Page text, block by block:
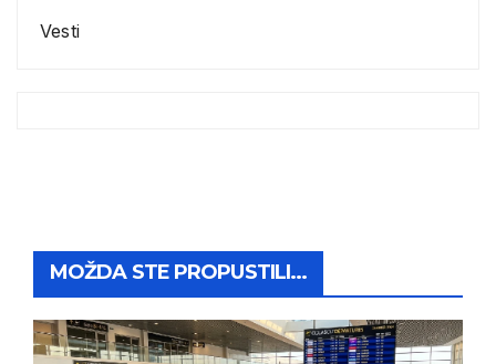
Vesti
MOŽDA STE PROPUSTILI...